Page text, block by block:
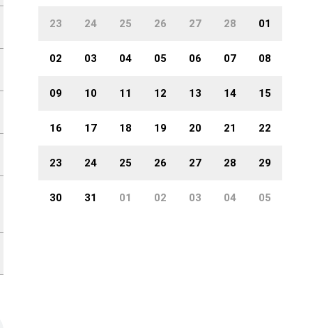
23 24 25 26 27 28 01
02 03 04 05 06 07 08
09 10 11 12 13 14 15
16 17 18 19 20 21 22
23 24 25 26 27 28 29
30 31 01 02 03 04 05